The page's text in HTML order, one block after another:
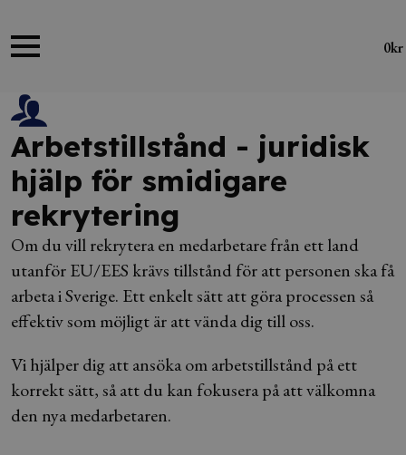
0kr
Arbetstillstånd - juridisk
hjälp för smidigare
rekrytering
Om du vill rekrytera en medarbetare från ett land
utanför EU/EES krävs tillstånd för att personen ska få
arbeta i Sverige. Ett enkelt sätt att göra processen så
effektiv som möjligt är att vända dig till oss.
Vi hjälper dig att ansöka om arbetstillstånd på ett
korrekt sätt, så att du kan fokusera på att välkomna
den nya medarbetaren.